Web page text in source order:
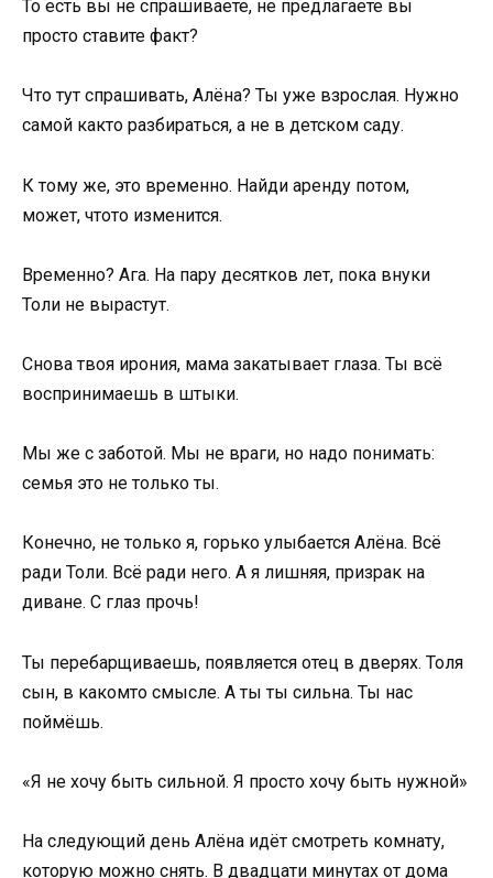
То есть вы не спрашиваете, не предлагаете вы
просто ставите факт?
Что тут спрашивать, Алёна? Ты уже взрослая. Нужно
самой както разбираться, а не в детском саду.
К тому же, это временно. Найди аренду потом,
может, чтото изменится.
Временно? Ага. На пару десятков лет, пока внуки
Толи не вырастут.
Снова твоя ирония, мама закатывает глаза. Ты всё
воспринимаешь в штыки.
Мы же с заботой. Мы не враги, но надо понимать:
семья это не только ты.
Конечно, не только я, горько улыбается Алёна. Всё
ради Толи. Всё ради него. А я лишняя, призрак на
диване. С глаз прочь!
Ты перебарщиваешь, появляется отец в дверях. Толя
сын, в какомто смысле. А ты ты сильна. Ты нас
поймёшь.
«Я не хочу быть сильной. Я просто хочу быть нужной»
На следующий день Алёна идёт смотреть комнату,
которую можно снять. В двадцати минутах от дома